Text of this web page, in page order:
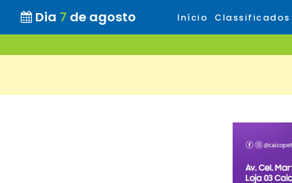
Dia 7 de agosto Início Classificados